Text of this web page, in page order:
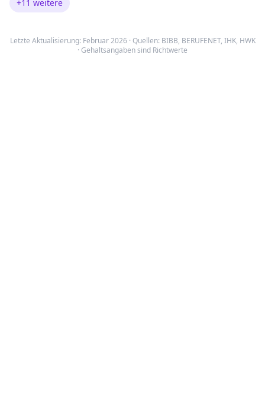
+11 weitere
Letzte Aktualisierung: Februar 2026 · Quellen: BIBB, BERUFENET, IHK, HWK
· Gehaltsangaben sind Richtwerte